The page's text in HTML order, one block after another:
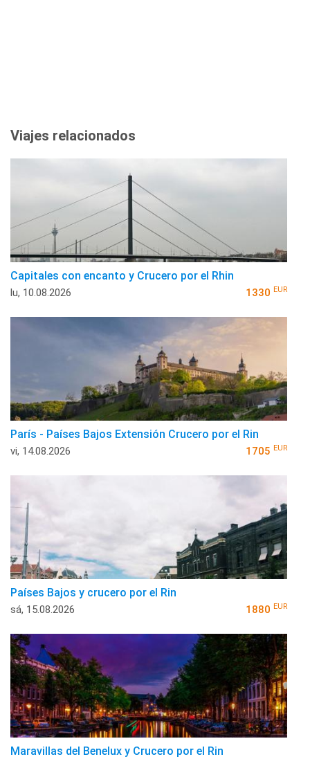
Viajes relacionados
Capitales con encanto y Crucero por el Rhin
lu, 10.08.2026 1330 EUR
París - Países Bajos Extensión Crucero por el Rin
vi, 14.08.2026 1705 EUR
Países Bajos y crucero por el Rin
sá, 15.08.2026 1880 EUR
Maravillas del Benelux y Crucero por el Rin